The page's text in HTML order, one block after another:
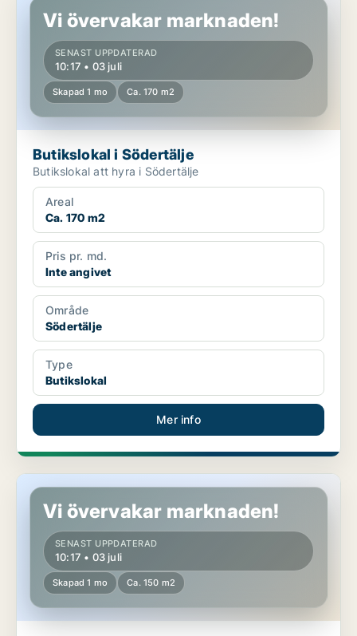
Vi övervakar marknaden!
SENAST UPPDATERAD
10:17 • 03 juli
Skapad 1 mo Ca. 170 m2
Butikslokal i Södertälje
Butikslokal att hyra i Södertälje
Areal
Ca. 170 m2
Pris pr. md.
Inte angivet
Område
Södertälje
Type
Butikslokal
Mer info
Butikslokal i Södertälje
Vi övervakar marknaden!
SENAST UPPDATERAD
10:17 • 03 juli
Skapad 1 mo Ca. 150 m2